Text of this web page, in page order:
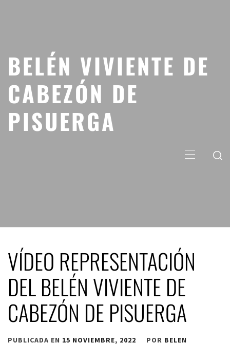
BELÉN VIVIENTE DE
CABEZÓN DE
PISUERGA
principal
VÍDEO REPRESENTACIÓN
DEL BELÉN VIVIENTE DE
CABEZÓN DE PISUERGA
PUBLICADA EN 15 NOVIEMBRE, 2022 POR BELEN